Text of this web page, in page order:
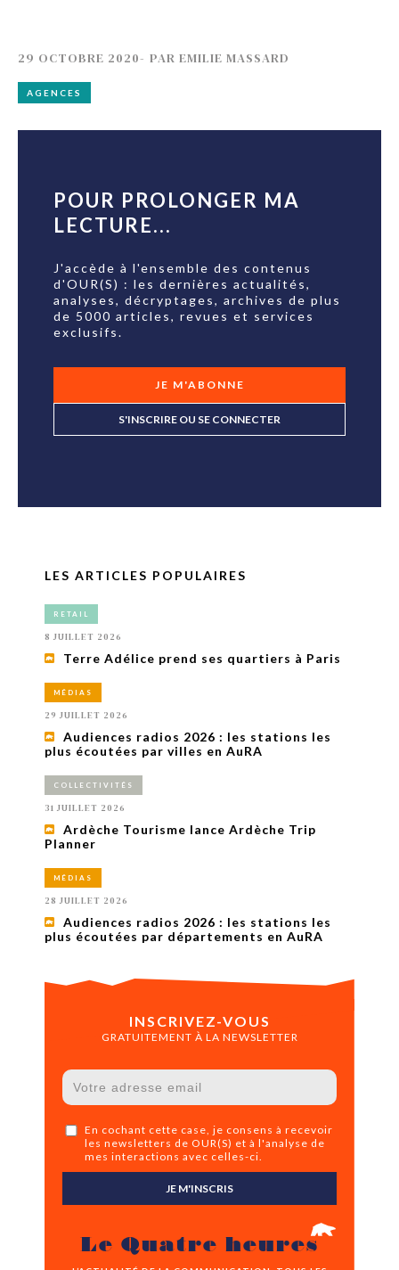
29 OCTOBRE 2020- PAR EMILIE MASSARD
AGENCES
POUR PROLONGER MA
LECTURE...
J'accède à l'ensemble des contenus
d'OUR(S) : les dernières actualités,
analyses, décryptages, archives de plus
de 5000 articles, revues et services
exclusifs.
JE M'ABONNE
S'INSCRIRE OU SE CONNECTER
LES ARTICLES POPULAIRES
RETAIL
8 JUILLET 2026
Terre Adélice prend ses quartiers à Paris
MÉDIAS
29 JUILLET 2026
Audiences radios 2026 : les stations les
plus écoutées par villes en AuRA
COLLECTIVITÉS
31 JUILLET 2026
Ardèche Tourisme lance Ardèche Trip
Planner
MÉDIAS
28 JUILLET 2026
Audiences radios 2026 : les stations les
plus écoutées par départements en AuRA
INSCRIVEZ-VOUS
GRATUITEMENT À LA NEWSLETTER
En cochant cette case, je consens à recevoir
les newsletters de OUR(S) et à l'analyse de
mes interactions avec celles-ci.
JE M'INSCRIS
Le Quatre heures